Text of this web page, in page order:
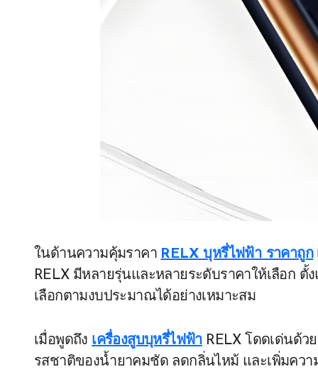
ในด้านความคุ้มราคา RELX บุหรี่ไฟฟ้า ราคาถูก
RELX มีหลายรุ่นและหลายระดับราคาให้เลือก
เลือกตามงบประมาณได้อย่างเหมาะสม
เมื่อพูดถึง เครื่องสูบบุหรี่ไฟฟ้าRELX โดดเด่นด้ว
รสชาติของน้ำยาคมชัด ลดกลิ่นไหม้ และเพิ่มคว